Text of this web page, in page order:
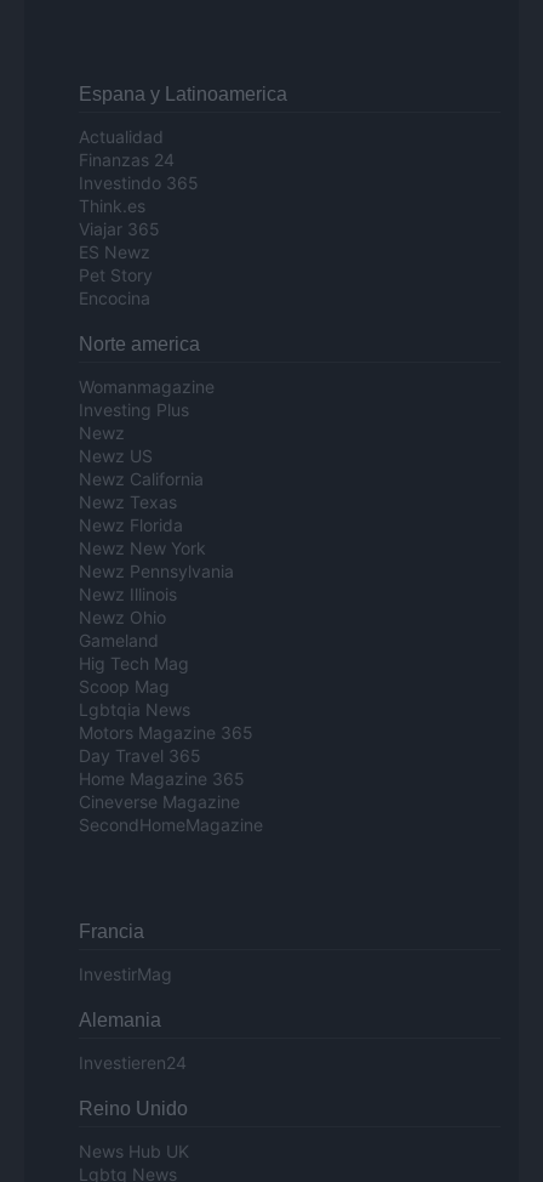
Espana y Latinoamerica
Actualidad
Finanzas 24
Investindo 365
Think.es
Viajar 365
ES Newz
Pet Story
Encocina
Norte america
Womanmagazine
Investing Plus
Newz
Newz US
Newz California
Newz Texas
Newz Florida
Newz New York
Newz Pennsylvania
Newz Illinois
Newz Ohio
Gameland
Hig Tech Mag
Scoop Mag
Lgbtqia News
Motors Magazine 365
Day Travel 365
Home Magazine 365
Cineverse Magazine
SecondHomeMagazine
Francia
InvestirMag
Alemania
Investieren24
Reino Unido
News Hub UK
Lgbtq News